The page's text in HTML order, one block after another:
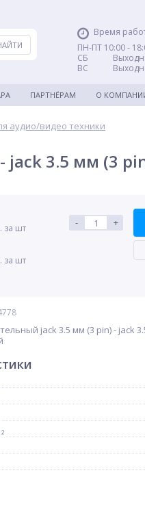
Время
ПН-ПТ 10:00 -
СБ
ВС
ПАРТНЁРАМ О
аудио/видео техники
3.5 мм (3
за шт
за шт
- +
jack 3.5 мм (3 pin) - jack 3.5